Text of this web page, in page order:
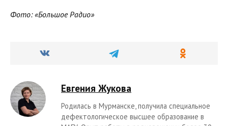
Фото: «Большое Радио»
Евгения Жукова
Родилась в Мурманске, получила специальное
дефектологическое высшее образование в